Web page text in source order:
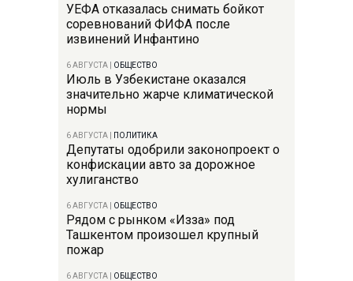
УЕФА отказалась снимать бойкот
соревнований ФИФА после
извинений Инфантино
6 АВГУСТА ОБЩЕСТВО
Июль в Узбекистане оказался
значительно жарче климатической
нормы
6 АВГУСТА ПОЛИТИКА
Депутаты одобрили законопроект о
конфискации авто за дорожное
хулиганство
6 АВГУСТА ОБЩЕСТВО
Рядом с рынком «Изза» под
Ташкентом произошел крупный
пожар
6 АВГУСТА ОБЩЕСТВО